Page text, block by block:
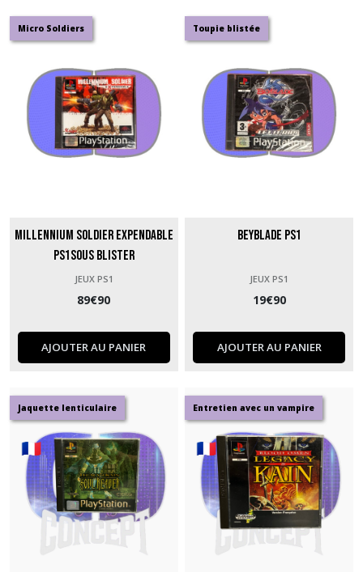
Micro Soldiers
Millennium Soldier Expendable
PS1Sous Blister
JEUX PS1
89€90
AJOUTER AU PANIER
Toupie blistée
Beyblade PS1
JEUX PS1
19€90
AJOUTER AU PANIER
Jaquette lenticulaire Entretien avec un vampire